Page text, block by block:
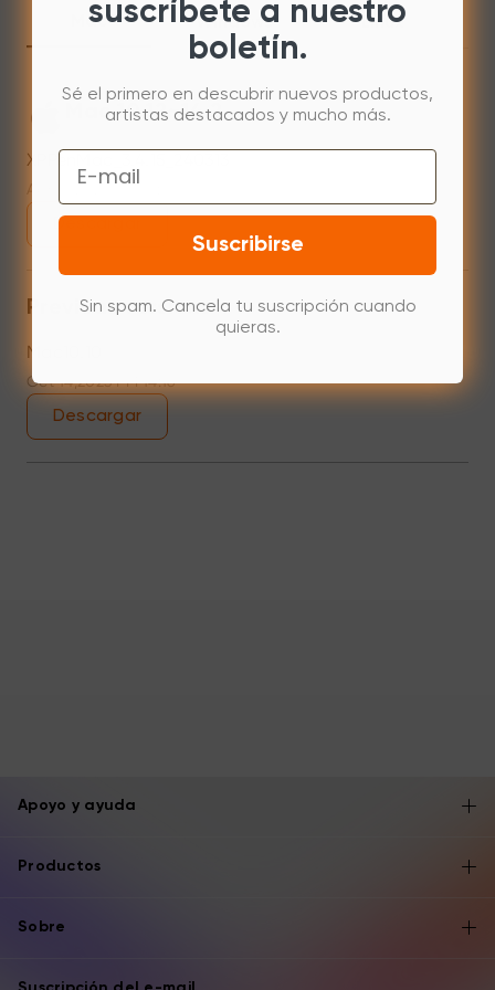
Mac Windows Linux
Mac 10.12~14.2
XPPenMac_3.4.15_240313
Apr 15,2024 PM 18:05
Descargar
Previous versions
Mac10.10
Oct 14,2023 PM 14:16
Descargar
Apoyo y ayuda
Productos
Sobre
suscríbete a nuestro
boletín.
Sé el primero en descubrir nuevos productos,
artistas destacados y mucho más.
Email
Suscribirse
Sin spam. Cancela tu suscripción cuando
quieras.